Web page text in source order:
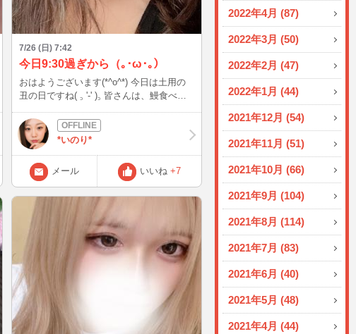
2022年4月 (87)
2022年3月 (50)
2022年2月 (47)
2022年1月 (44)
2021年12月 (54)
2021年11月 (51)
2021年10月 (66)
2021年9月 (104)
2021年8月 (114)
2021年7月 (83)
2021年6月 (40)
2021年5月 (48)
2021年4月 (44)
7/26 (日) 7:42
今日9:30過ぎから（｡･ω･｡）
おはようございます(*^o^*) 今日は土用の
丑の日ですね( ꜆ '-' )꜆ 皆さんは、鰻食べま
あと9時30分過ぎぐらいから 2時間ぐらい
インしようと思っています(*´꒳`*) 初日曜日
のお昼に どすっぴん眼鏡になりますが💦
声出しもあり予定なので タイミング合う
方はお話しにきてもらえると嬉しいです☺️
そんな今日は、 むかーしのパーマ時代だ
けど、、 すっぴん眼鏡の写真をお裾分け
♪(笑) 即切りされない方🙏(笑) 楽しく色ん
なお話しましょ～(っ ॑꒳ ॑c) 寝ぼけてたらご
めんね♡(笑) また後でね（｡･ω･｡）
*いのり*
メール いいね +7